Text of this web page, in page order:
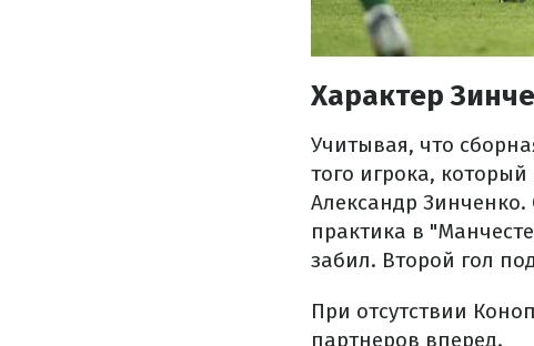
Характер
Учитывая, что
того игрока,
Александр Зинченко.
практика в
забил. Второй гол
При отсутствии
партнеров вперед.